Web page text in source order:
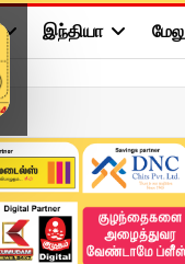
இந்தியா